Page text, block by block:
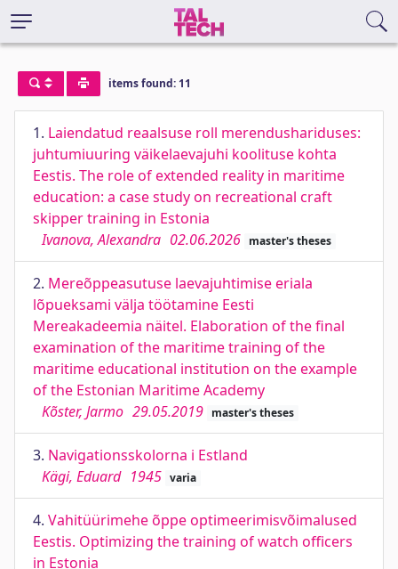
items found: 11
1. Laiendatud reaalsuse roll merendushariduses:
juhtumiuuring väikelaevajuhi koolituse kohta
Eestis. The role of extended reality in maritime
education: a case study on recreational craft
skipper training in Estonia
Ivanova, Alexandra 02.06.2026 master's theses
2. Mereõppeasutuse laevajuhtimise eriala
lõpueksami välja töötamine Eesti
Mereakadeemia näitel. Elaboration of the final
examination of the maritime training of the
maritime educational institution on the example
of the Estonian Maritime Academy
Kõster, Jarmo 29.05.2019 master's theses
3. Navigationsskolorna i Estland
Kägi, Eduard 1945 varia
4. Vahitüürimehe õppe optimeerimisvõimalused
Eestis. Optimizing the training of watch officers
in Estonia